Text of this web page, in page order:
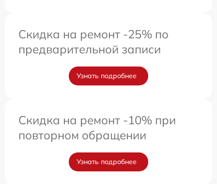
Скидка на ремонт -25% по
предварительной записи
Узнать подробнее
Скидка на ремонт -10% при
повторном обращении
Узнать подробнее